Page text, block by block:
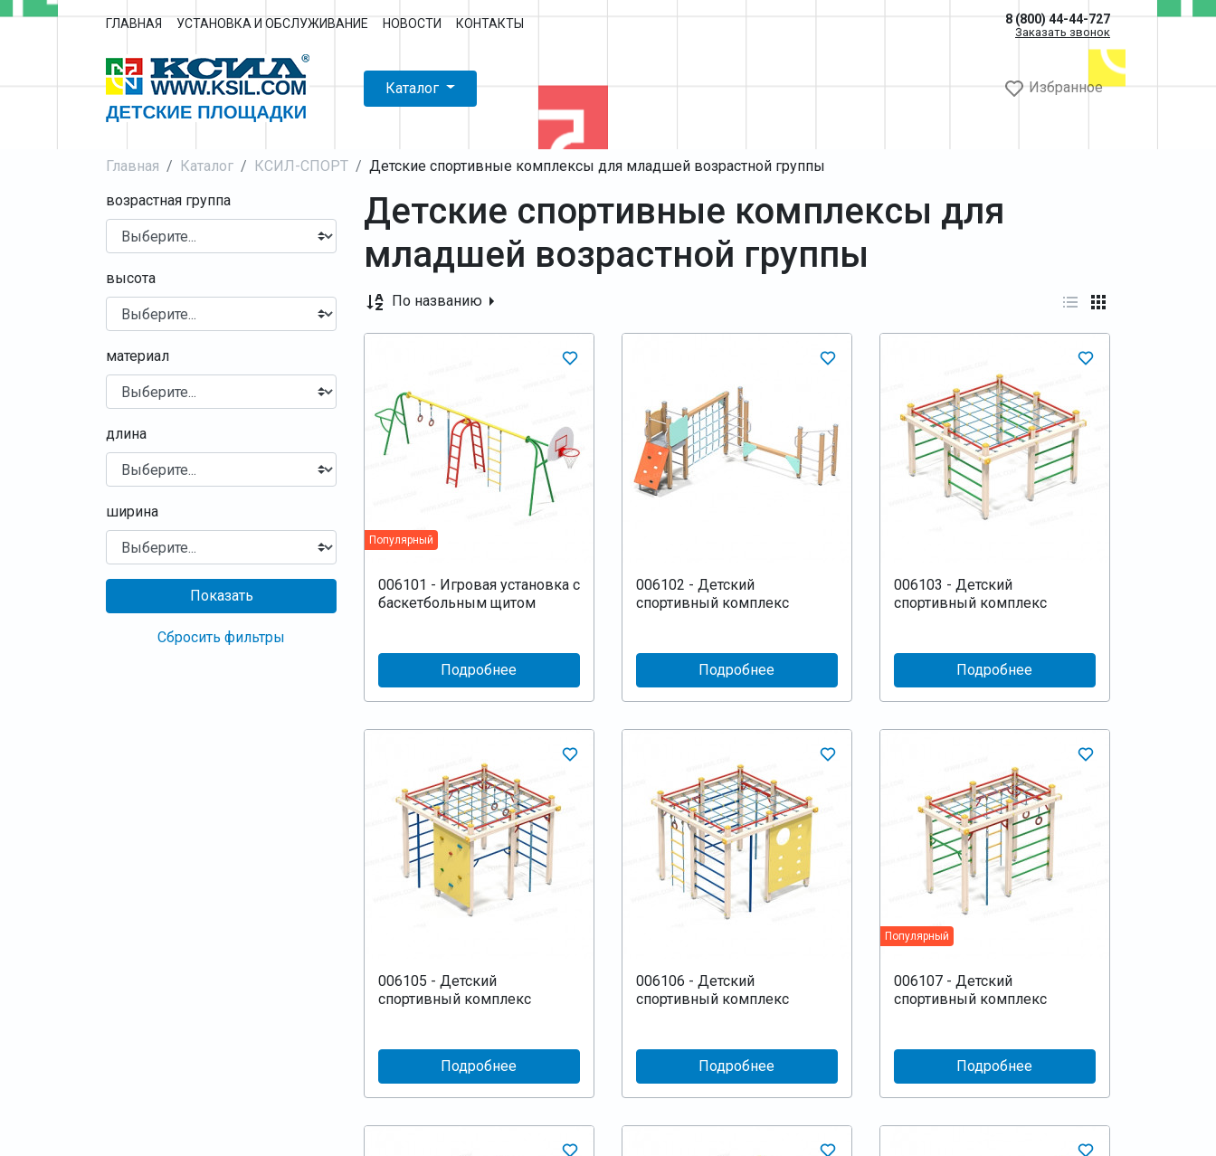
ГЛАВНАЯ УСТАНОВКА И ОБСЛУЖИВАНИЕ НОВОСТИ КОНТАКТЫ 8 (800) 44-44-727
Заказать звонок
Избранное
Каталог
Главная Каталог КСИЛ-СПОРТ
Детские спортивные комплексы для младшей возрастной группы
возрастная группа
высота
материал
длина
ширина
Показать
Сбросить фильтры
Детские спортивные комплексы для
младшей возрастной группы
По названию
Популярный
006101 - Игровая установка с
баскетбольным щитом
Подробнее
006102 - Детский
спортивный комплекс
Подробнее
006103 - Детский
спортивный комплекс
Подробнее
006105 - Детский
спортивный комплекс
Подробнее
006106 - Детский
спортивный комплекс
Подробнее
Популярный
006107 - Детский
спортивный комплекс
Подробнее